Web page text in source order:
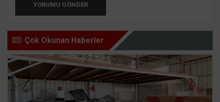
YORUMU GÖNDER
Çok Okunan Haberler